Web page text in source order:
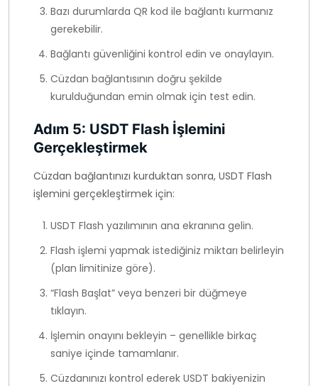
Bazı durumlarda QR kod ile bağlantı kurmanız
gerekebilir.
Bağlantı güvenliğini kontrol edin ve onaylayın.
Cüzdan bağlantısının doğru şekilde
kurulduğundan emin olmak için test edin.
Adım 5: USDT Flash İşlemini
Gerçekleştirmek
Cüzdan bağlantınızı kurduktan sonra, USDT Flash
işlemini gerçekleştirmek için:
USDT Flash yazılımının ana ekranına gelin.
Flash işlemi yapmak istediğiniz miktarı belirleyin
(plan limitinize göre).
“Flash Başlat” veya benzeri bir düğmeye
tıklayın.
İşlemin onayını bekleyin – genellikle birkaç
saniye içinde tamamlanır.
Cüzdanınızı kontrol ederek USDT bakiyenizin